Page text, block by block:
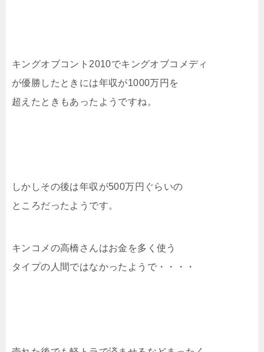
キングオブコント2010でキングオブコメディ
が優勝したときには年収が1000万円を
超えたときもあったようですね。
しかしその後は年収が500万円ぐらいの
ところだったようです。
キンコメの高橋さんはお金を多く使う
タイプの人間ではなかったようで・・・・